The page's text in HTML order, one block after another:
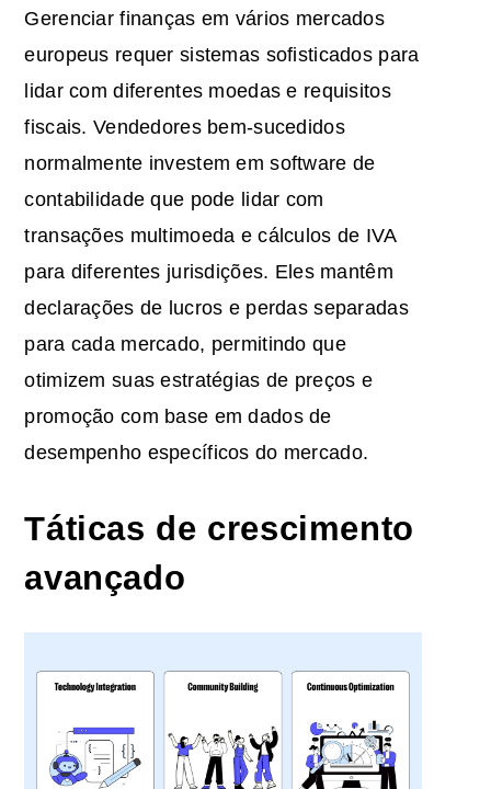
Gerenciar finanças em vários mercados
europeus requer sistemas sofisticados para
lidar com diferentes moedas e requisitos
fiscais. Vendedores bem-sucedidos
normalmente investem em software de
contabilidade que pode lidar com
transações multimoeda e cálculos de IVA
para diferentes jurisdições. Eles mantêm
declarações de lucros e perdas separadas
para cada mercado, permitindo que
otimizem suas estratégias de preços e
promoção com base em dados de
desempenho específicos do mercado.
Táticas de crescimento
avançado